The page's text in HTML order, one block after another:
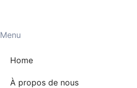
Menu
Home
À propos de nous